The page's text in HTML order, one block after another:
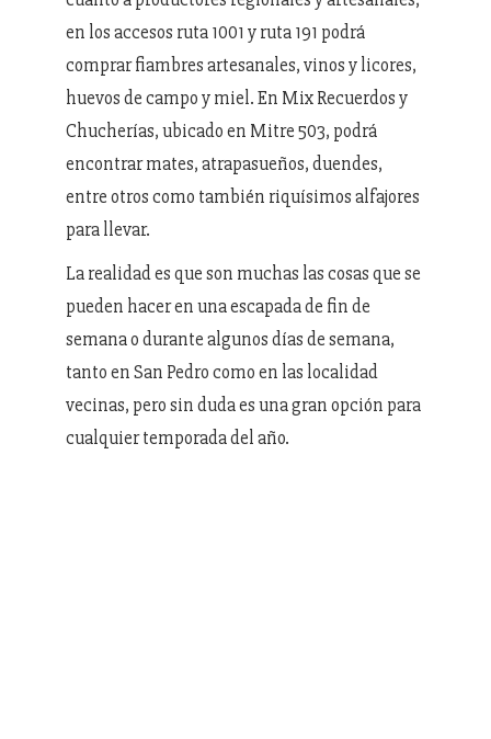
en los accesos ruta 1001 y ruta 191 podrá
comprar fiambres artesanales, vinos y licores,
huevos de campo y miel. En Mix Recuerdos y
Chucherías, ubicado en Mitre 503, podrá
encontrar mates, atrapasueños, duendes,
entre otros como también riquísimos alfajores
para llevar.
La realidad es que son muchas las cosas que se
pueden hacer en una escapada de fin de
semana o durante algunos días de semana,
tanto en San Pedro como en las localidad
vecinas, pero sin duda es una gran opción para
cualquier temporada del año.